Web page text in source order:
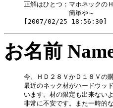
正解はひとつ：マホネックの
簡単や～
お名前
今、ＨＤ２８ＶかＤ１８Ｖの
最近のネック材がハードウッ
います。材の限定も出来ない
非常に不安です。また一時的